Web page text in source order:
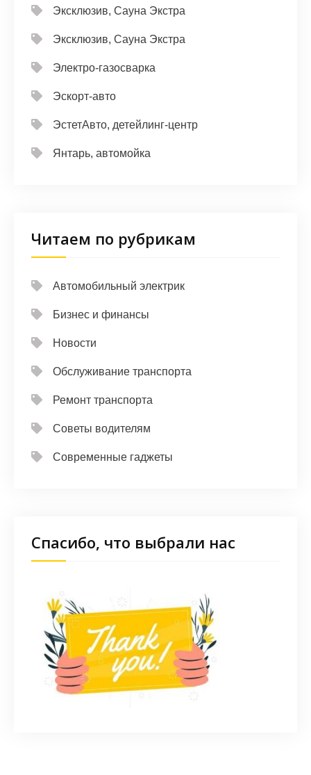
Эксклюзив, Сауна Экстра
Эксклюзив, Сауна Экстра
Электро-газосварка
Эскорт-авто
ЭстетАвто, детейлинг-центр
Янтарь, автомойка
Читаем по рубрикам
Автомобильный электрик
Бизнес и финансы
Новости
Обслуживание транспорта
Ремонт транспорта
Советы водителям
Современные гаджеты
Спасибо, что выбрали нас